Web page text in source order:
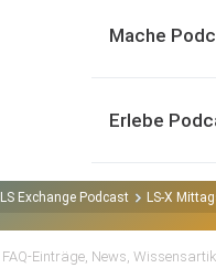
Mache
Erlebe
LS Exchange Podcast LS-X